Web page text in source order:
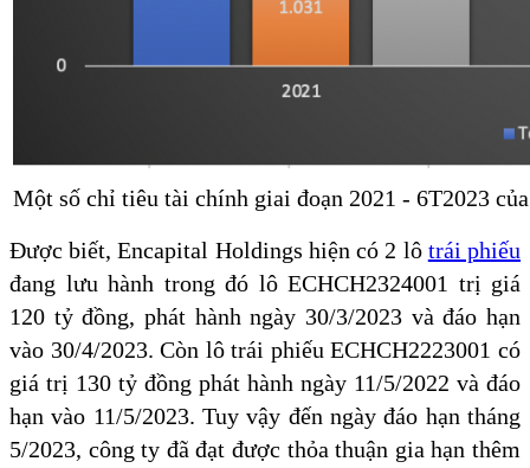
Một số chỉ tiêu tài chính giai đoạn 2021 - 6T2023
Được biết, Encapital Holdings hiện có 2 lô trái phiếu
đang lưu hành trong đó lô ECHCH2324001 trị giá
120 tỷ đồng, phát hành ngày 30/3/2023 và đáo hạn
vào 30/4/2023. Còn lô trái phiếu ECHCH2223001 có
giá trị 130 tỷ đồng phát hành ngày 11/5/2022 và đáo
hạn vào 11/5/2023. Tuy vậy đến ngày đáo hạn tháng
5/2023, công ty đã đạt được thỏa thuận gia hạn thêm